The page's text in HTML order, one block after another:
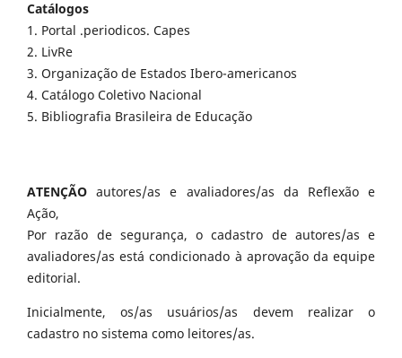
Catálogos
1. Portal .periodicos. Capes
2. LivRe
3. Organização de Estados Ibero-americanos
4. Catálogo Coletivo Nacional
5. Bibliografia Brasileira de Educação
ATENÇÃO autores/as e avaliadores/as da Reflexão e
Ação,
Por razão de segurança, o cadastro de autores/as e
avaliadores/as está condicionado à aprovação da equipe
editorial.
Inicialmente, os/as usuários/as devem realizar o
cadastro no sistema como leitores/as.